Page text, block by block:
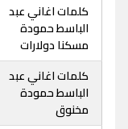
كلمات اغاني عبد
الباسط حمودة
مسكنا دولارات
كلمات اغاني عبد
الباسط حمودة
مخنوق